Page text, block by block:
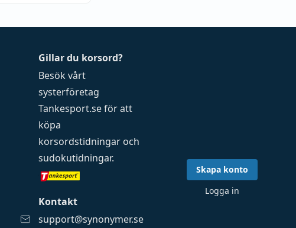
Gillar du korsord?
Besök vårt
systerföretag
Tankesport.seför att
köpa
korsordstidningar och
sudokutidningar.
Kontakt
support@synonymer.se
Skapa konto
Logga in